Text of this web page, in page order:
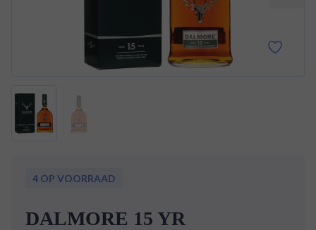
4 OP VOORRAAD
DALMORE 15 YR